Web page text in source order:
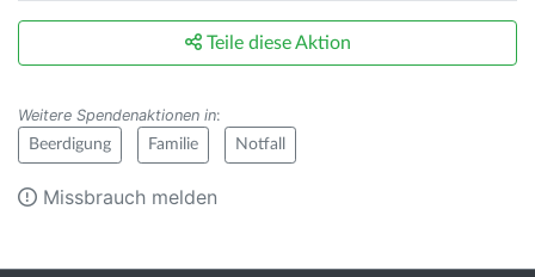
Teile diese Aktion
Weitere Spendenaktionen in:
Beerdigung Familie Notfall
Missbrauch melden